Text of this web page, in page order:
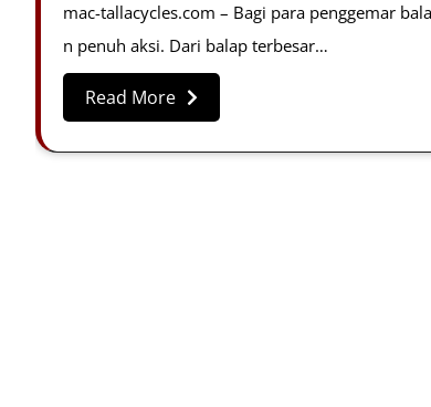
mac-tallacycles.com – Bagi para penggemar
n penuh aksi. Dari balap terbesar…
Read More